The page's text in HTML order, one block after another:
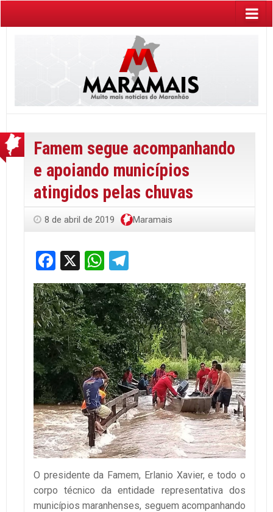
Famem segue acompanhando
e apoiando municípios
atingidos pelas chuvas
8 de abril de 2019 Maramais
Facebook
X WhatsApp
O presidente da Famem, Erlanio Xavier, e todo o
corpo técnico da entidade representativa dos
municípios maranhenses, seguem acompanhando